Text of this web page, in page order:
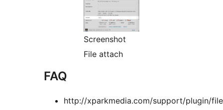
Screenshot
File attach
FAQ
http://xparkmedia.com/support/plugin/